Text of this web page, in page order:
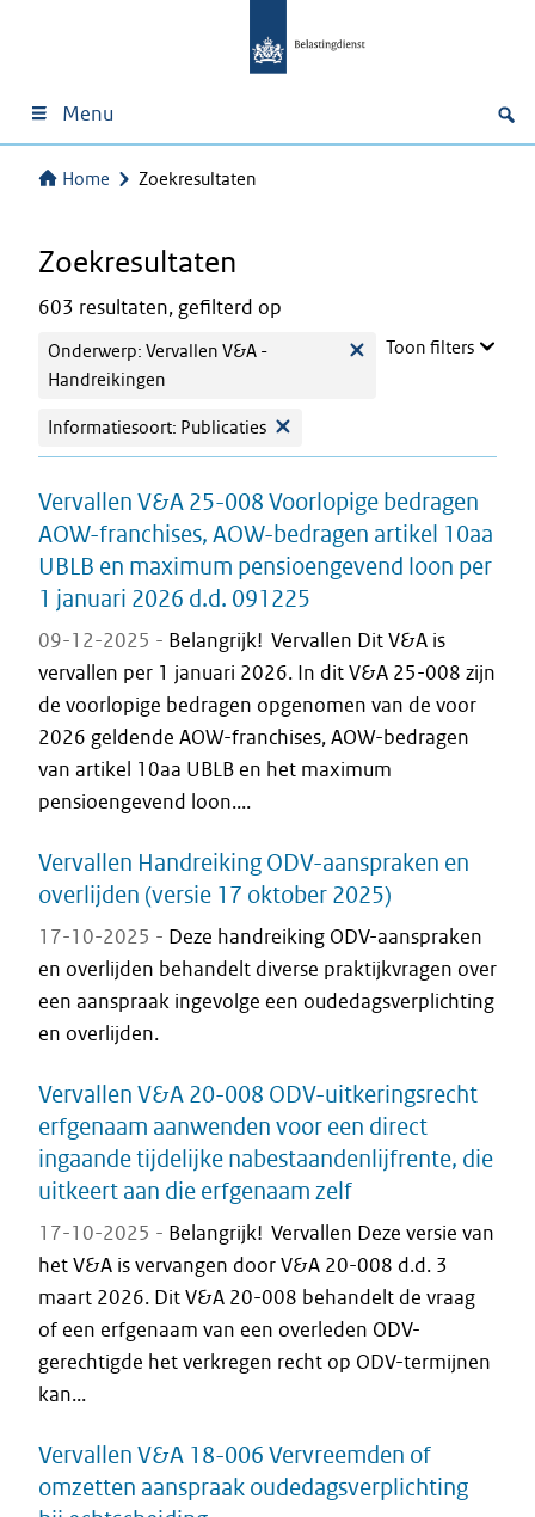
Menu
Home Zoekresultaten
Zoekresultaten
603 resultaten, gefilterd op
Onderwerp: Vervallen V&A -
Handreikingen
Informatiesoort: Publicaties
Toon filters
Vervallen V&A 25-008 Voorlopige bedragen
AOW-franchises, AOW-bedragen artikel 10aa
UBLB en maximum pensioengevend loon per
1 januari 2026 d.d. 091225
09-12-2025 - Belangrijk! Vervallen Dit V&A is
vervallen per 1 januari 2026. In dit V&A 25-008 zijn
de voorlopige bedragen opgenomen van de voor
2026 geldende AOW-franchises, AOW-bedragen
van artikel 10aa UBLB en het maximum
pensioengevend loon....
Vervallen Handreiking ODV-aanspraken en
overlijden (versie 17 oktober 2025)
17-10-2025 - Deze handreiking ODV-aanspraken
en overlijden behandelt diverse praktijkvragen over
een aanspraak ingevolge een oudedagsverplichting
en overlijden.
Vervallen V&A 20-008 ODV-uitkeringsrecht
erfgenaam aanwenden voor een direct
ingaande tijdelijke nabestaandenlijfrente, die
uitkeert aan die erfgenaam zelf
17-10-2025 - Belangrijk! Vervallen Deze versie van
het V&A is vervangen door V&A 20-008 d.d. 3
maart 2026. Dit V&A 20-008 behandelt de vraag
of een erfgenaam van een overleden ODV-
gerechtigde het verkregen recht op ODV-termijnen
kan...
Vervallen V&A 18-006 Vervreemden of
omzetten aanspraak oudedagsverplichting